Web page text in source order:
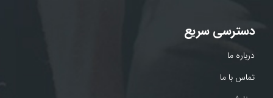
دسترسی سریع
درباره ما
تماس با ما